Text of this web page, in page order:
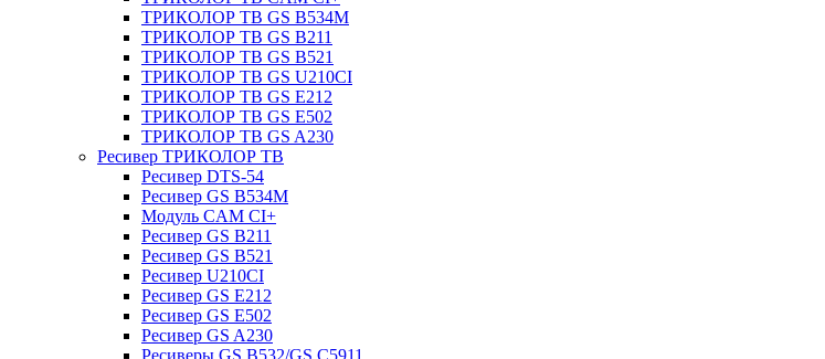
ТРИКОЛОР ТВ GS B534M
ТРИКОЛОР ТВ GS B211
ТРИКОЛОР ТВ GS B521
ТРИКОЛОР ТВ GS U210CI
ТРИКОЛОР ТВ GS E212
ТРИКОЛОР ТВ GS E502
ТРИКОЛОР ТВ GS A230
Ресивер ТРИКОЛОР ТВ
Ресивер DTS-54
Ресивер GS B534M
Модуль CAM CI+
Ресивер GS B211
Ресивер GS B521
Ресивер U210CI
Ресивер GS E212
Ресивер GS E502
Ресивер GS A230
Ресиверы GS B532/GS C5911